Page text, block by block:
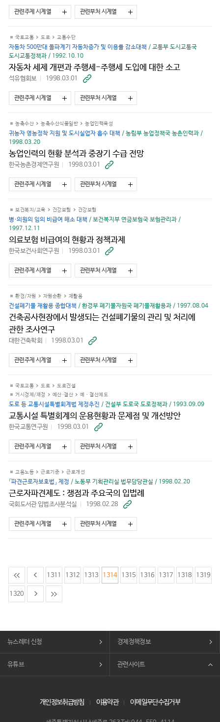
가
기
관련주제 시계열 관련부처 시계열
국토교통 도로 교통수단
자동차 500만대 돌파계기 자동차증가 및 이용률 감소대책 / 교통부 도시교통국
도시교통정책과 / 1992.10.10
자동차 세제 개편과 주행세-주행세 도입에 대한 소고
석유협회보 1998.03.01
바
가
기
관련주제 시계열 관련부처 시계열
농축수산 농축수산식품일반 농업인력육성
귀농자 영농정착 지원 및 도시실업자 흡수 대책 / 농림부 농업정책국 농촌인력과 /
1998.03.20
농업인력의 현황 분석과 중장기 수급 전망
한국농촌경제연구원 1998.03.01
바
가
기
관련주제 시계열 관련부처 시계열
보건복지/교육 건강보험 건강보험
병·의원의 임의 비급여 해소 대책 / 보건복지부 연금보험국 보험관리과 /
1997.12.11
의료보험 비급여의 현황과 정책과제
한국보건사회연구원 1998.03.01
바
가
기
관련주제 시계열 관련부처 시계열
환경/자원 자원순환 재활용
건설폐기물 재활용 종합대책 / 환경부 폐기물자원국 폐기물재활용과 / 1997.08.04
건축공사현장에서 발생되는 건설폐기물의 관리 및 처리에
관한 조사연구
대한건축학회 1998.03.01
바
가
기
관련주제 시계열 관련부처 시계열
국토교통 도로
도로건설
거시경제/재정
예산·결산 예 · 결산제도
도로 등 교통시설특별회계법 제정추진 / 건설부 도로국 도로정책과 / 1993.09.09
교통시설 특별회계의 운용현황과 문제점 및 개선방안
한국교통연구원 1998.03.01
바
가
기
관련주제 시계열 관련부처 시계열
고용노동 근로기준 근로개선
「파견근로자보호법」 제정 / 노동부 기획관리실 법무담당관실 / 1998.02.20
근로자파견제도 : 쟁점과 주요국의 입법례
국회도서관 입법조사분석실 1998.02.28
바
가
기
관련주제 시계열 관련부처 시계열
1311 1312 1313 1314 1315 1316 1317 1318 1319
1320
뉴스레터 신청 경제정책정보
유튜브 관련사이트
개인정보취급방침 이용약관 이메일무단수집거부